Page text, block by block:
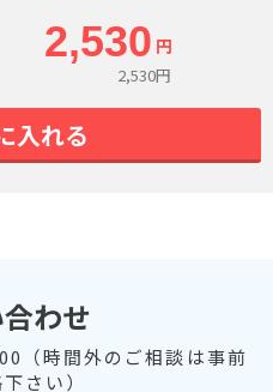
2,530 円
2,530円
入れる
わせ
（時間外のご相談は事前
さい）